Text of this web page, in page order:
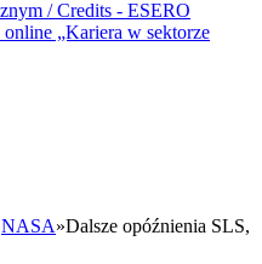
online „Kariera w sektorze
NASA»Dalsze opóźnienia SLS,